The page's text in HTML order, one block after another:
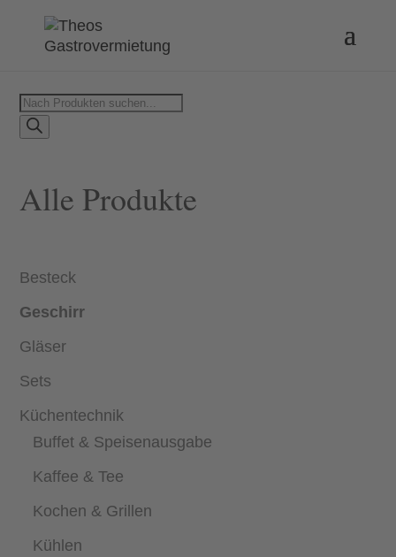
Products
search
Alle Produkte
Besteck
Geschirr
Gläser
Sets
Küchentechnik
Buffet & Speisenausgabe
Kaffee & Tee
Kochen & Grillen
Kühlen